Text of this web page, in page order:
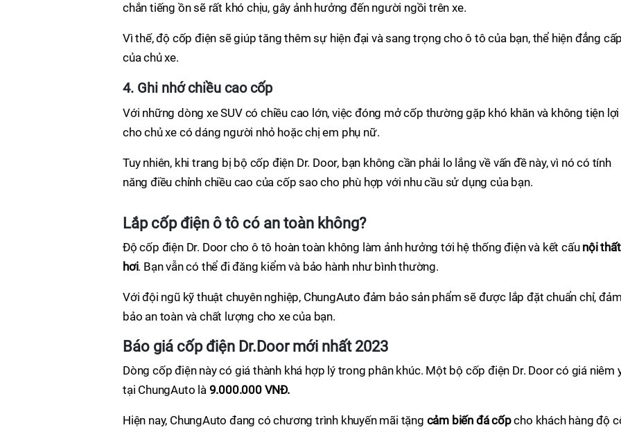
chắn tiếng ồn sẽ rất khó chịu, gây ảnh hưởng đến người ngồi trên xe.
Vì thế, độ cốp điện sẽ giúp tăng thêm sự hiện đại và sang trọng cho ô tô của bạn, thể hiện đẳng
của chủ xe.
4. Ghi nhớ chiều cao cốp
Với những dòng xe SUV có chiều cao lớn, việc đóng mở cốp thường gặp khó khăn và không tiện lợi
cho chủ xe có dáng người nhỏ hoặc chị em phụ nữ.
Tuy nhiên, khi trang bị bộ cốp điện Dr. Door, bạn không cần phải lo lắng về vấn đề này, vì nó có tính
năng điều chỉnh chiều cao của cốp sao cho phù hợp với nhu cầu sử dụng của bạn.
Lắp cốp điện ô tô có an toàn không?
Độ cốp điện Dr. Door cho ô tô hoàn toàn không làm ảnh hưởng tới hệ thống điện và kết cấu nội
hơi. Bạn vẫn có thể đi đăng kiểm và bảo hành như bình thường.
Với đội ngũ kỹ thuật chuyên nghiệp, ChungAuto đảm bảo sản phẩm sẽ được lắp đặt chuẩn chỉ,
bảo an toàn và chất lượng cho xe của bạn.
Báo giá cốp điện Dr.Door mới nhất 2023
Dòng cốp điện này có giá thành khá hợp lý trong phân khúc. Một bộ cốp điện Dr. Door có giá niêm
tại ChungAuto là 9.000.000 VNĐ.
Hiện nay, ChungAuto đang có chương trình khuyến mãi tặng cảm biến đá cốpcho khách hàng độ